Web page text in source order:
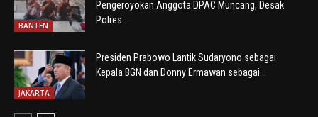
BANTEN
Pengeroyokan Anggota DPAC Muncang, Desak
Polres...
JAKARTA
Presiden Prabowo Lantik Sudaryono sebagai
Kepala BGN dan Donny Ermawan sebagai...